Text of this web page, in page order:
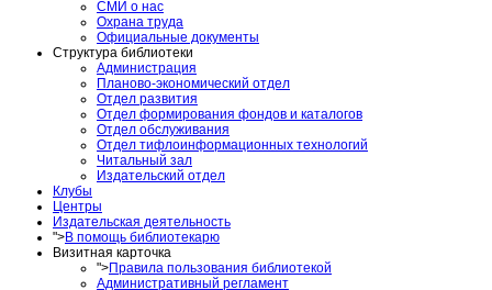
СМИ о нас
Охрана труда
Официальные документы
Структура библиотеки
Администрация
Планово-экономический отдел
Отдел развития
Отдел формирования фондов и каталогов
Отдел обслуживания
Отдел тифлоинформационных технологий
Читальный зал
Издательский отдел
Клубы
Центры
Издательская деятельность
">В помощь библиотекарю
Визитная карточка
">Правила пользования библиотекой
Административный регламент